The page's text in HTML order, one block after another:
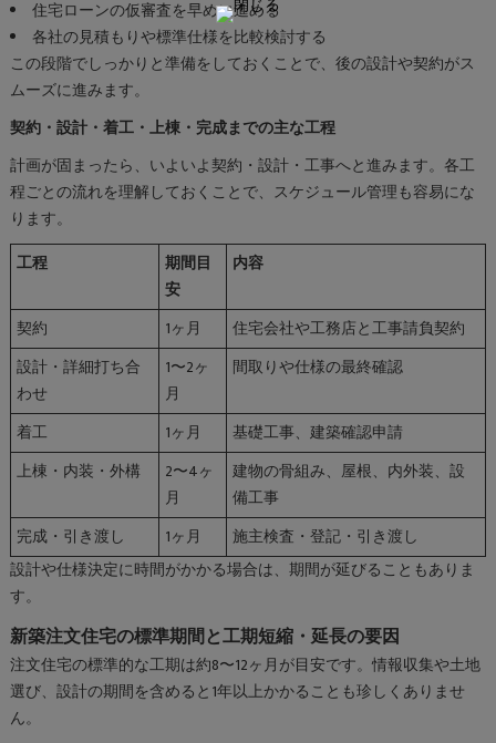
住宅ローンの仮審査を早めに進める
各社の見積もりや標準仕様を比較検討する
この段階でしっかりと準備をしておくことで、後の設計や契約がス
ムーズに進みます。
契約・設計・着工・上棟・完成までの主な工程
計画が固まったら、いよいよ契約・設計・工事へと進みます。各工
程ごとの流れを理解しておくことで、スケジュール管理も容易にな
ります。
工程
期間目
安
内容
契約 1ヶ月
住宅会社や工務店と工事請負契約
設計・詳細打ち合
わせ
1〜2ヶ
月
間取りや仕様の最終確認
着工 1ヶ月
基礎工事、建築確認申請
上棟・内装・外構
2〜4ヶ
月
建物の骨組み、屋根、内外装、設
備工事
完成・引き渡し
1ヶ月
施主検査・登記・引き渡し
設計や仕様決定に時間がかかる場合は、期間が延びることもありま
す。
新築注文住宅の標準期間と工期短縮・延長の要因
注文住宅の標準的な工期は約8〜12ヶ月が目安です。情報収集や土地
選び、設計の期間を含めると1年以上かかることも珍しくありませ
ん。